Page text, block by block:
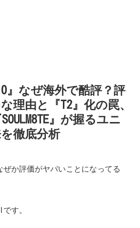
』なぜ海外で酷評？評
理由と『T2』化の罠、
』が握るユニ
徹底分析
ぜか評価がヤバいことになってる
です。